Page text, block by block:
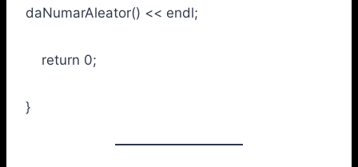
daNumarAleator() << endl;
return 0;
}